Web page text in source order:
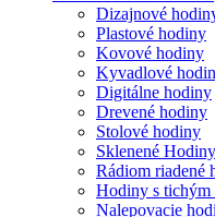
Dizajnové
Plastové hodiny
Kovové hodiny
Kyvadlové
Digitálne hodiny
Drevené hodiny
Stolové hodiny
Sklenené Hodiny
Rádiom riadené
Hodiny s tichým
Nalepovacie